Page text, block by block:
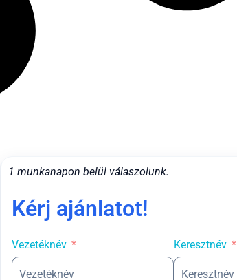
1 munkanapon belül válaszolunk.
Kérj ajánlatot!
Vezetéknév Keresztnév